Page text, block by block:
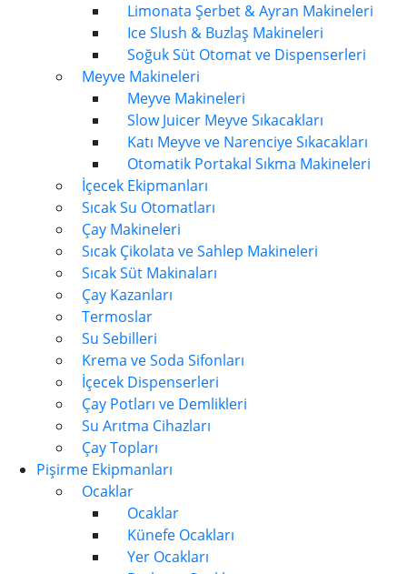
Limonata Şerbet & Ayran Makineleri
Ice Slush & Buzlaş Makineleri
Soğuk Süt Otomat ve Dispenserleri
Meyve Makineleri
Meyve Makineleri
Slow Juicer Meyve Sıkacakları
Katı Meyve ve Narenciye Sıkacakları
Otomatik Portakal Sıkma Makineleri
İçecek Ekipmanları
Sıcak Su Otomatları
Çay Makineleri
Sıcak Çikolata ve Sahlep Makineleri
Sıcak Süt Makinaları
Çay Kazanları
Termoslar
Su Sebilleri
Krema ve Soda Sifonları
İçecek Dispenserleri
Çay Potları ve Demlikleri
Su Arıtma Cihazları
Çay Topları
Pişirme Ekipmanları
Ocaklar
Ocaklar
Künefe Ocakları
Yer Ocakları